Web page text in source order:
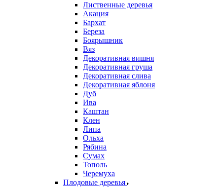
Лиственные деревья
Акация
Бархат
Береза
Боярышник
Вяз
Декоративная вишня
Декоративная груша
Декоративная слива
Декоративная яблоня
Дуб
Ива
Каштан
Клен
Липа
Ольха
Рябина
Сумах
Тополь
Черемуха
Плодовые деревья